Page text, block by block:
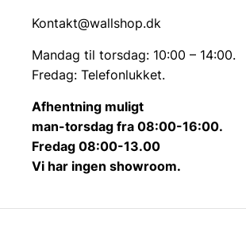
Kontakt@wallshop.dk
Mandag til torsdag: 10:00 – 14:00.
Fredag: Telefonlukket.
Afhentning muligt
man-torsdag fra 08:00-16:00.
Fredag 08:00-13.00
Vi har ingen showroom.